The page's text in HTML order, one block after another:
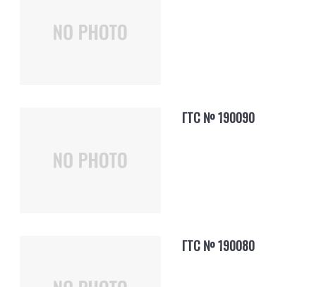
ГТС № 190090
ГТС № 190080